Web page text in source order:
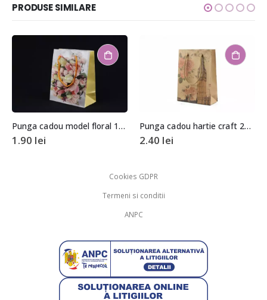
PRODUSE SIMILARE
Punga cadou model floral 14,5×11,5x6cm
1.90 lei
Punga cadou hartie craft 20x15x6cm
2.40 lei
Cookies GDPR
Termeni si conditii
ANPC